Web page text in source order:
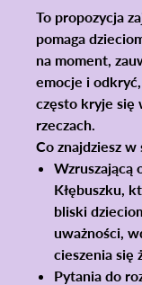
To propozycja
pomaga
na moment ,
emocje i
często kryje się
rzeczach.
Co znajdziesz w
Wzruszającą
Kłębuszku,
bliski
uważności,
cieszenia się
Pytania do